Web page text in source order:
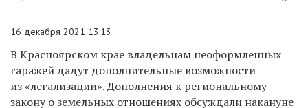
16 декабря 2021 13:13
В Красноярском крае владельцам неоформленных
гаражей дадут дополнительные возможности
из «легализации». Дополнения к региональному
закону о земельных отношениях обсуждали накануне